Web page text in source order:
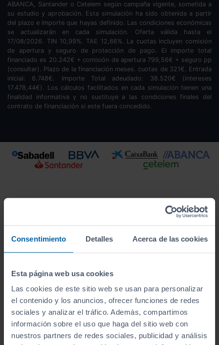
Consentimiento Detalles Acerca de las cookies
Esta página web usa cookies
Las cookies de este sitio web se usan para personalizar
el contenido y los anuncios, ofrecer funciones de redes
sociales y analizar el tráfico. Además, compartimos
información sobre el uso que haga del sitio web con
nuestros partners de redes sociales, publicidad y análisis
ABANCA, Santander o Cetelem según campaña vigente, sometida a
su estudio y aprobación. Esta simulación ha sido obtenida a partir
del plazo e importe que hayas definido. Las condiciones económicas
se actualizarán en cada simulación. Oferta válida hasta el
17/08/2026. TIN 10,99%. TAE 12,66%. La cuotas incluyen comisión
de apertura y seguro de protección de pago. El importe total
financiado es 20.242€ + comisión de apertura 799,56€ + seguro pp
(consultar). Plazo de la financiación meses. cuotas de 321€. Entrada
inicial: 6.748€. Importe Total adeudado: 38.520€ (intereses
17.478,44€). Los cálculos facilitados en cada simulación tienen una
finalidad informativa y no sustituye a las condiciones finales del
contrato de financiación si este fuera concedido.
Este vehículo se encuentra en:
Sibuscascoche Oviedo
Ver localización y horarios